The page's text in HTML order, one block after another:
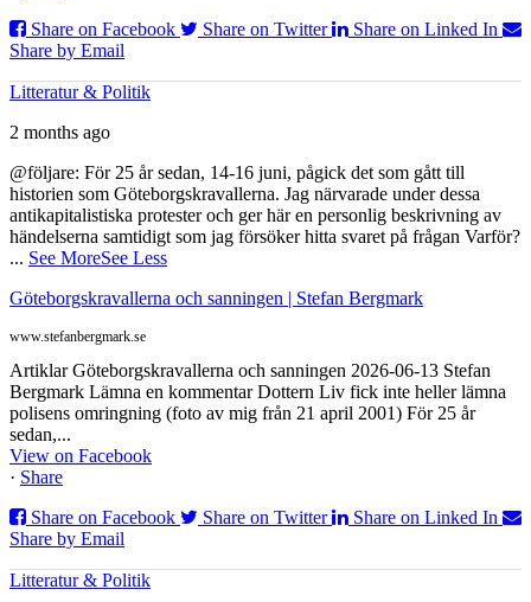
Share on Facebook
Share on Twitter
Share on Linked In
Share by Email
Litteratur & Politik
2 months ago
@följare: För 25 år sedan, 14-16 juni, pågick det som gått till
historien som Göteborgskravallerna. Jag närvarade under dessa
antikapitalistiska protester och ger här en personlig beskrivning av
händelserna samtidigt som jag försöker hitta svaret på frågan Varför?
... See MoreSee Less
Göteborgskravallerna och sanningen | Stefan Bergmark
www.stefanbergmark.se
Artiklar Göteborgskravallerna och sanningen 2026-06-13 Stefan
Bergmark Lämna en kommentar Dottern Liv fick inte heller lämna
polisens omringning (foto av mig från 21 april 2001) För 25 år
sedan,...
View on Facebook
· Share
Share on Facebook
Share on Twitter
Share on Linked In
Share by Email
Litteratur & Politik